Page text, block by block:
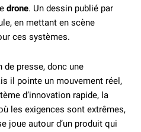
drone. Un dessin publié par
en mettant en scène
ces systèmes.
presse, donc une
il pointe un mouvement réel,
d’innovation rapide, la
les exigences sont extrêmes,
joue autour d’un produit qui